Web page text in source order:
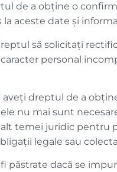
de a obţine o
aceste date și
să solicitați
personal
dreptul de a
nu mai sunt
temei juridic pentru
legale sau
păstrate dacă se